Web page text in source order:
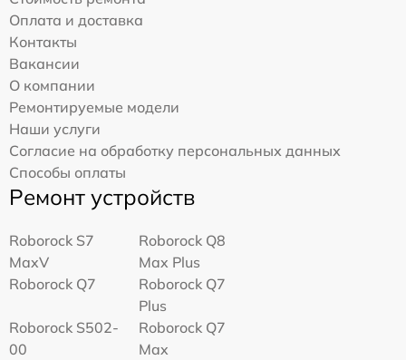
Оплата и доставка
Контакты
Вакансии
О компании
Ремонтируемые модели
Наши услуги
Согласие на обработку персональных данных
Способы оплаты
Ремонт устройств
Roborock S7
MaxV
Roborock Q8
Max Plus
Roborock Q7
Roborock Q7
Plus
Roborock S502-
00
Roborock Q7
Max